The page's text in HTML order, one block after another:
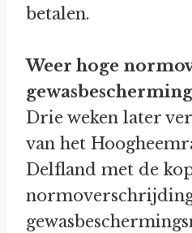
betalen.
Weer hoge
Drie weken later
van het
Delfland met de